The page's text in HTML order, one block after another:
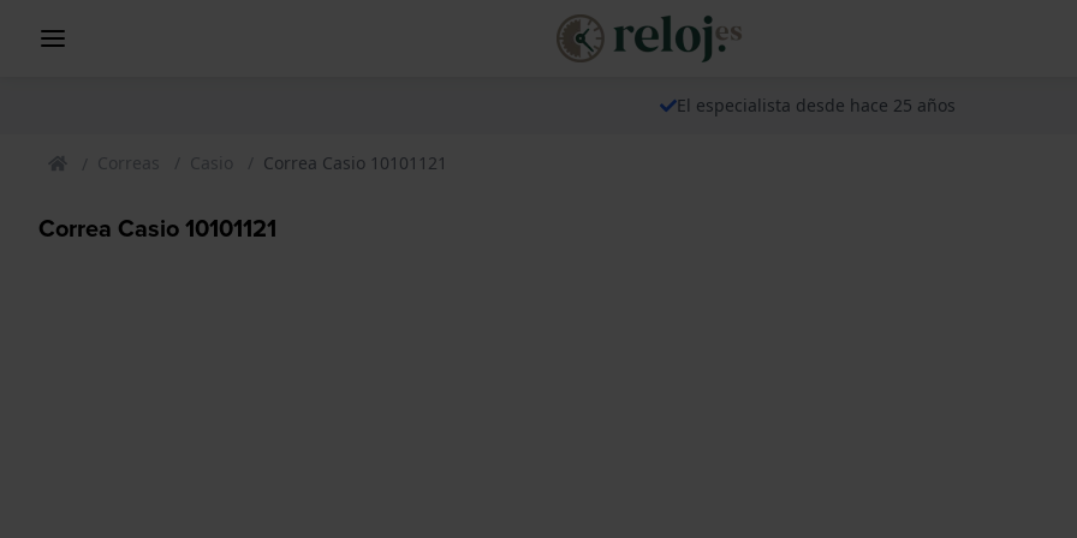
El especialista desde hace 25 años
Correas Casio Correa Casio 10101121
Correa Casio 10101121